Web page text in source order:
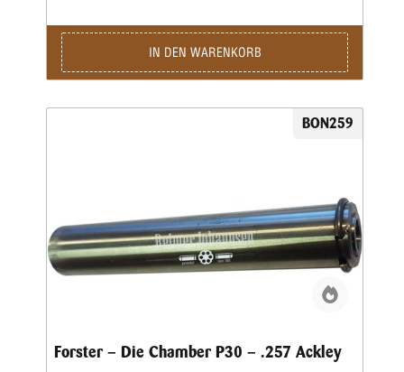
IN DEN WARENKORB
BON259
Forster – Die Chamber P30 – .257 Ackley